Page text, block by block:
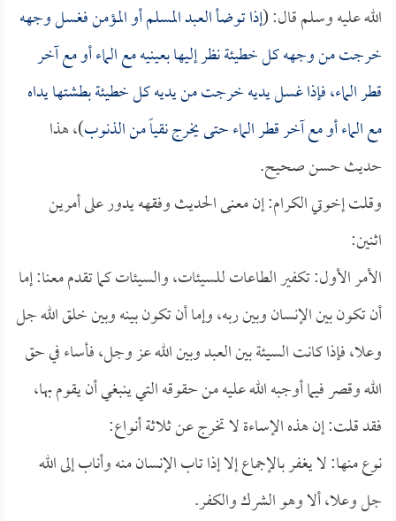
الله عليه وسلم قال: (إذا توضأ العبد المسلم أو المؤمن فغسل وجهه
خرجت من وجهه كل خطيئة نظر إليها بعينيه مع الماء أو مع آخر
قطر الماء، فإذا غسل يديه خرجت من يديه كل خطيئة بطشتها يداه
مع الماء أو مع آخر قطر الماء حتى يخرج نقياً من الذنوب)، هذا
حديث حسن صحيح.
وقلت إخوتي الكرام: إن معنى الحديث وفقهه يدور على أمرين
اثنين:
الأمر الأول: تكفير الطاعات للسيئات، والسيئات كما تقدم معنا: إما
أن تكون بين الإنسان وبين ربه، وإما أن تكون بينه وبين خلق الله جل
وعلا، فإذا كانت السيئة بين العبد وبين الله عز وجل، فأساء في حق
الله وقصر فيما أوجبه الله عليه من حقوقه التي ينبغي أن يقوم بها،
فقد قلت: إن هذه الإساءة لا تخرج عن ثلاثة أنواع:
نوع منها: لا يغفر بالإجماع إلا إذا تاب الإنسان منه وأناب إلى الله
جل وعلا، ألا وهو الشرك والكفر.